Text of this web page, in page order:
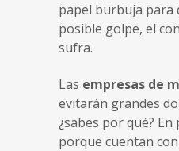
papel burbuja para
posible golpe, el
sufra.
Las empresas de
evitarán grandes
¿sabes por qué?
porque cuentan